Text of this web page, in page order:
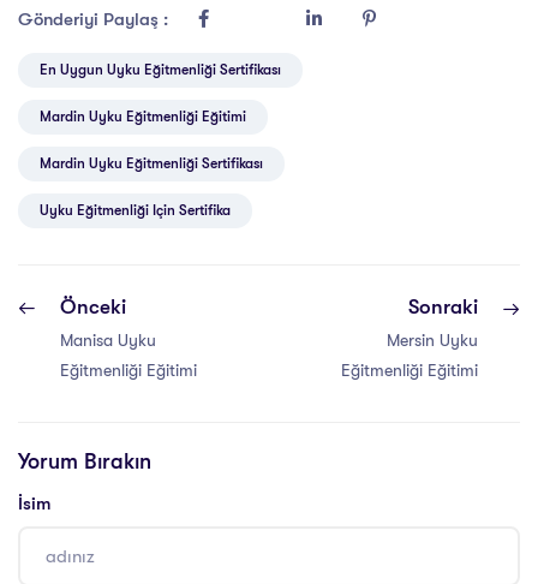
Gönderiyi Paylaş :
En Uygun Uyku Eğitmenliği Sertifikası
Mardin Uyku Eğitmenliği Eğitimi
Mardin Uyku Eğitmenliği Sertifikası
Uyku Eğitmenliği Için Sertifika
Önceki
Manisa Uyku
Eğitmenliği Eğitimi
Sonraki
Mersin Uyku
Eğitmenliği Eğitimi
Yorum Bırakın
İsim